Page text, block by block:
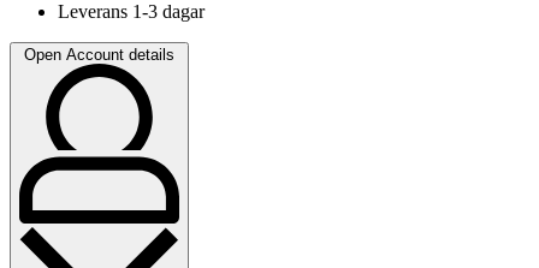
Leverans 1-3 dagar
Open Account details